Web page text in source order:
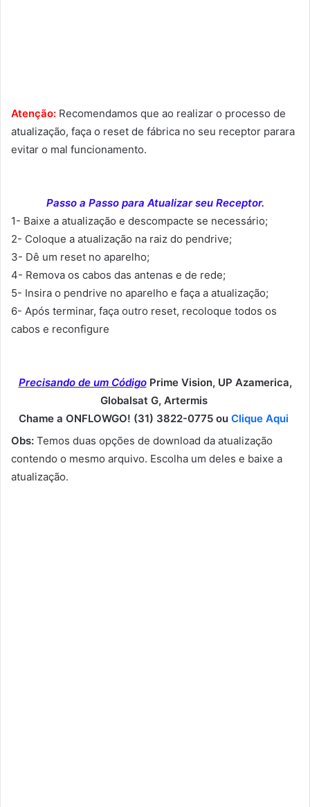
Atenção: Recomendamos que ao realizar o processo de
atualização, faça o reset de fábrica no seu receptor parara
evitar o mal funcionamento.
Passo a Passo para Atualizar seu Receptor.
1- Baixe a atualização e descompacte se necessário;
2- Coloque a atualização na raiz do pendrive;
3- Dê um reset no aparelho;
4- Remova os cabos das antenas e de rede;
5- Insira o pendrive no aparelho e faça a atualização;
6- Após terminar, faça outro reset, recoloque todos os
cabos e reconfigure
Precisando de um Código Prime Vision, UP Azamerica,
Globalsat G, Artermis
Chame a ONFLOWGO! (31) 3822-0775 ou Clique Aqui
Obs: Temos duas opções de download da atualização
contendo o mesmo arquivo. Escolha um deles e baixe a
atualização.